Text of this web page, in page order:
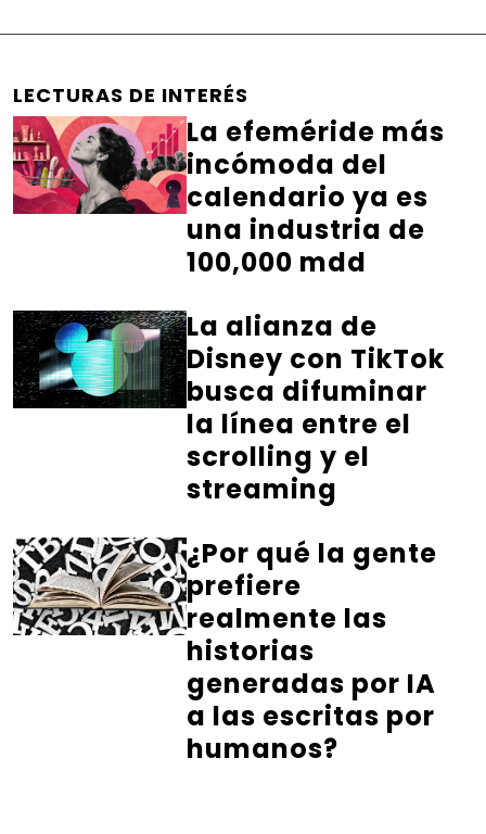
LECTURAS DE INTERÉS
La efeméride más
incómoda del
calendario ya es
una industria de
100,000 mdd
La alianza de
Disney con TikTok
busca difuminar
la línea entre el
scrolling y el
streaming
¿Por qué la gente
prefiere
realmente las
historias
generadas por IA
a las escritas por
humanos?